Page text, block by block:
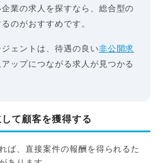
業の求人を探すなら、総合型の
のがおすすめです。
ェントは、待遇の良い非公開求
ップにつながる求人が見つかる
て顧客を獲得する
ば、直接案件の報酬を得られるた